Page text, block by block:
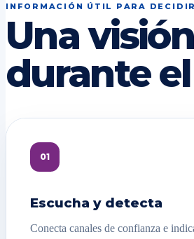
INFORMACIÓN ÚTIL PARA DECIDIR
Una
durante
01
Escucha y detecta
Conecta canales de confianza e